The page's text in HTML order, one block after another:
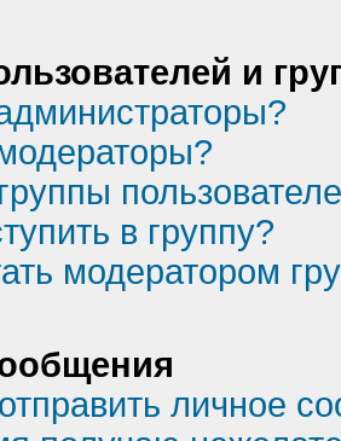
и
в группу?
модератором
личное